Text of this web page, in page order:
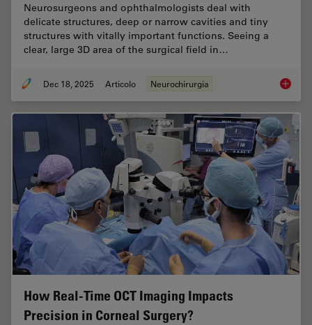
Neurosurgeons and ophthalmologists deal with
delicate structures, deep or narrow cavities and tiny
structures with vitally important functions. Seeing a
clear, large 3D area of the surgical field in…
Dec 18, 2025 Articolo Neurochirurgia A
How Real-Time OCT Imaging Impacts
Precision in Corneal Surgery?